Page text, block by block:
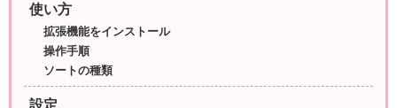
使い方
拡張機能をインストール
操作手順
ソートの種類
設定